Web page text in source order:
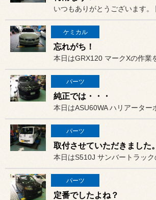
ケミカル
忘れがち！
パーツ
純正では・・・
パーツ
取付させていただきました。
パーツ
定番でしたよね？